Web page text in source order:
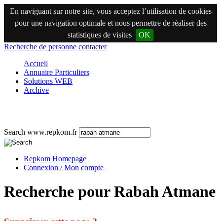
En naviguant sur notre site, vous acceptez l’utilisation de cookies
pour une navigation optimale et nous permettre de réaliser des
statistiques de visites
OK
Recherche de personne contacter
Accueil
Annuaire Particuliers
Solutions WEB
Archive
Search www.repkom.fr
Repkom Homepage
Connexion / Mon compte
Recherche pour Rabah Atmane